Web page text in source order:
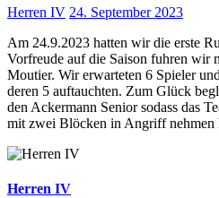
Herren IV 24. September 2023
Am 24.9.2023 hatten wir die erste
Vorfreude auf die Saison fuhren wir
Moutier. Wir erwarteten 6 Spieler
deren 5 auftauchten. Zum Glück
den Ackermann Senior sodass das
mit zwei Blöcken in Angriff
Herren IV